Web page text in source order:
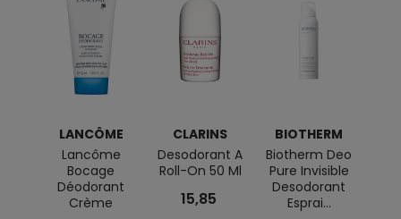
LANCÔME
Lancôme
Bocage
Déodorant
Crème
CLARINS
Desodorant A
Roll-On 50 Ml
15,85
BIOTHERM
Biotherm Deo
Pure Invisible
Desodorant
Esprai...